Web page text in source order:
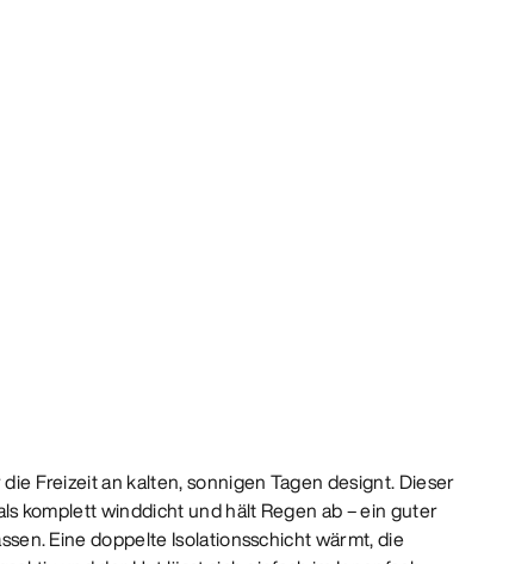
Freizeit an kalten, sonnigen Tagen designt. Dieser
komplett winddicht und hält Regen ab – ein guter
Eine doppelte Isolationsschicht wärmt, die